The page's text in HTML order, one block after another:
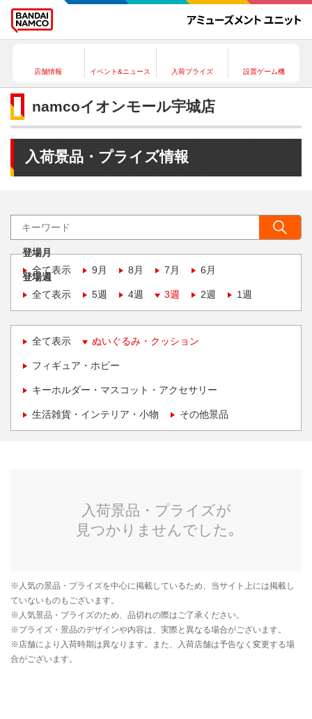
店舗情報 イベント&ニュース 入荷プライズ 設置ゲーム機
namcoイオンモール宇城店
入荷景品・プライズ情報
登場月
全て表示
9月 8月 7月 6月
登場週
全て表示
5週 4週 3週 2週 1週
全て表示 ぬいぐるみ・クッション
フィギュア・ホビー
キーホルダー・マスコット・アクセサリー
生活雑貨・インテリア・小物 その他景品